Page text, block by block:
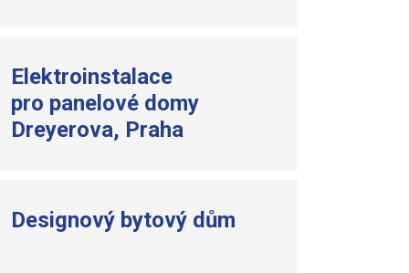
Elektroinstalace
pro panelové domy
Dreyerova, Praha
Designový bytový dům